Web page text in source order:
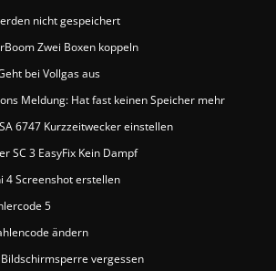
nicht gespeichert
Zwei Boxen koppeln
bei Vollgas aus
Meldung: Hat fast keinen Speicher mehr
6747 Kurzzeitwecker einstellen
SC 3 EasyFix Kein Dampf
4 Screenshot erstellen
5
ändern
Bildschirmsperre vergessen